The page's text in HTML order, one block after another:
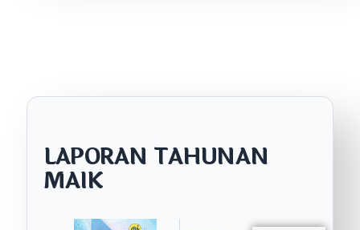
LAPORAN TAHUNAN
MAIK